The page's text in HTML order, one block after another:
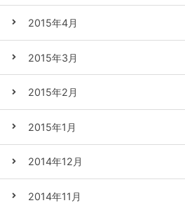
2015年4月
2015年3月
2015年2月
2015年1月
2014年12月
2014年11月